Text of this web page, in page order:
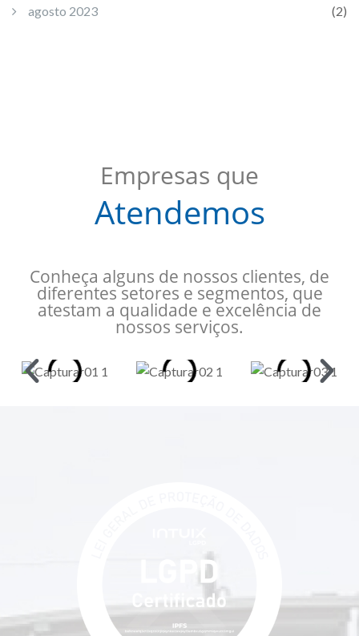
agosto 2023 (2)
Empresas que
Atendemos
Conheça alguns de nossos clientes, de
diferentes setores e segmentos, que
atestam a qualidade e excelência de
nossos serviços.